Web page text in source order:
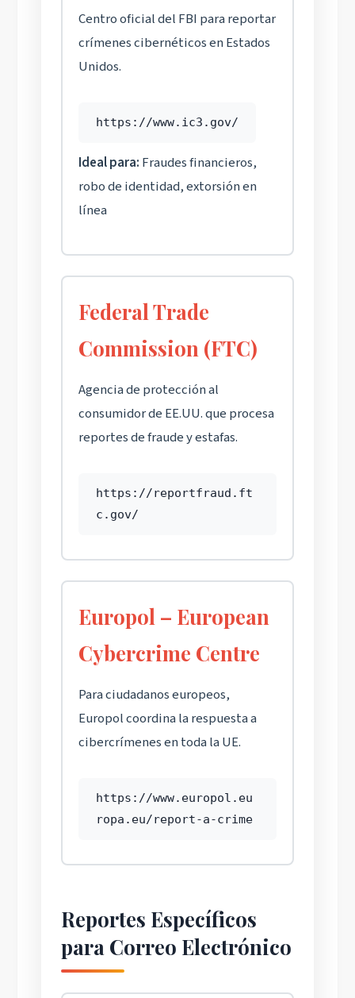
Centro oficial del FBI para reportar
crímenes cibernéticos en Estados
Unidos.
https://www.ic3.gov/
Ideal para: Fraudes financieros,
robo de identidad, extorsión en
línea
Federal Trade
Commission (FTC)
Agencia de protección al
consumidor de EE.UU. que procesa
reportes de fraude y estafas.
https://reportfraud.ft
c.gov/
Europol – European
Cybercrime Centre
Para ciudadanos europeos,
Europol coordina la respuesta a
cibercrímenes en toda la UE.
https://www.europol.eu
ropa.eu/report-a-crime
Reportes Específicos
para Correo Electrónico